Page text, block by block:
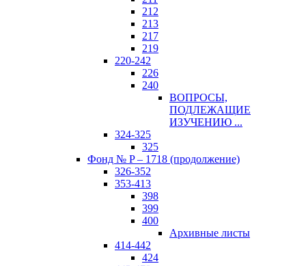
212
213
217
219
220-242
226
240
ВОПРОСЫ,
ПОДЛЕЖАЩИЕ
ИЗУЧЕНИЮ ...
324-325
325
Фонд № P – 1718 (продолжение)
326-352
353-413
398
399
400
Архивные листы
414-442
424